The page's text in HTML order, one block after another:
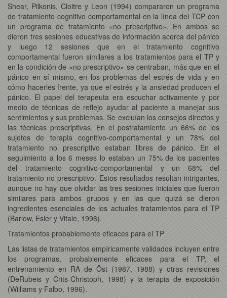
Shear, Pilkonis, Cloitre y Leon (1994) compararon un programa
de tratamiento cognitivo comportamental en la línea del TCP con
un programa de tratamiento «no prescriptivo». En ambos se
dieron tres sesiones educativas de información acerca del pánico
y luego 12 sesiones que en el tratamiento cognitivo
comportamental fueron similares a los tratamientos para el TP y
en la condición de «no prescriptivo» se centraban, más que en el
pánico en sí mismo, en los problemas del estrés de vida y en
cómo hacerles frente, ya que el estrés y la ansiedad producen el
pánico. El papel del terapeuta era escuchar activamente y por
medio de técnicas de reflejo ayudar al paciente a manejar sus
sentimientos y sus problemas. Se excluían los consejos directos y
las técnicas prescriptivas. En el postratamiento un 66% de los
sujetos de terapia cognitivo-comportamental y un 78% del
tratamiento no prescriptivo estaban libres de pánico. En el
seguimiento a los 6 meses lo estaban un 75% de los pacientes
del tratamiento cognitivo-comportamental y un 68% del
tratamiento no prescriptivo. Estos resultados resultan intrigantes,
aunque no hay que olvidar las tres sesiones iniciales que fueron
similares para ambos grupos y en las que quizá se dieron
ingredientes esenciales de los actuales tratamientos para el TP
(Barlow, Esler y Vitale, 1998).
Tratamientos probablemente eficaces para el TP
Las listas de tratamientos empíricamente validados incluyen entre
los programas, probablemente eficaces para el TP, el
entrenamiento en RA de Öst (1987, 1988) y otras revisiones
(DeRubeis y Crits-Christoph, 1998) y la terapia de exposición
(Williams y Falbo, 1996).